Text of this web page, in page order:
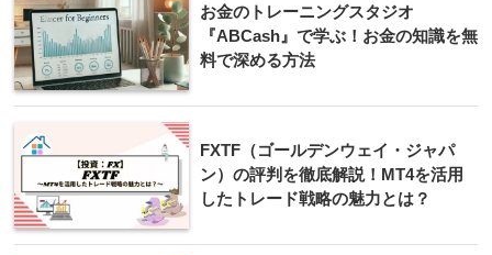
お金のトレーニングスタジオ
『ABCash』で学ぶ！お金の知識を無
料で深める方法
FXTF（ゴールデンウェイ・ジャパ
ン）の評判を徹底解説！MT4を活用
したトレード戦略の魅力とは？